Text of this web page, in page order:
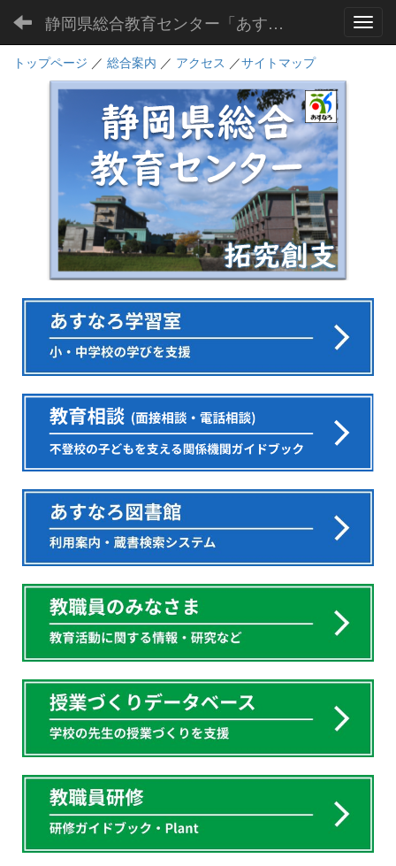
静岡県総合教育センター「あすなろ」
トップページ ／ 総合案内 ／ アクセス ／サイトマップ